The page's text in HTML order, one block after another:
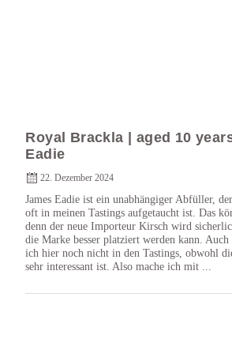
Royal Brackla | aged 10
Eadie
22. Dezember 2024
James Eadie ist ein unabhängiger Abfüller,
oft in meinen Tastings aufgetaucht ist. Das
denn der neue Importeur Kirsch wird
die Marke besser platziert werden kann.
ich hier noch nicht in den Tastings, obwohl
sehr interessant ist. Also mache ich mit ...